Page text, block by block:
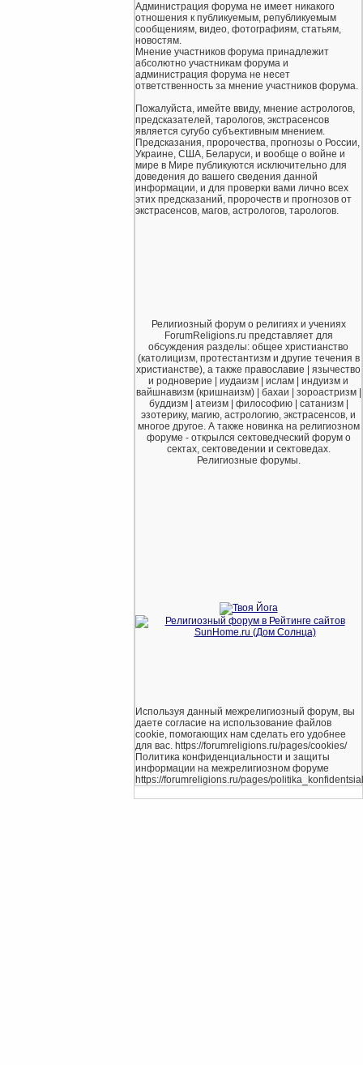
Администрация форума не имеет никакого
отношения к публикуемым, републикуемым
сообщениям, видео, фотографиям, статьям,
новостям.
Мнение участников форума принадлежит
абсолютно участникам форума и
администрация форума не несет
ответственность за мнение участников форума.
Пожалуйста, имейте ввиду, мнение астрологов,
предсказателей, тарологов, экстрасенсов
является сугубо субъективным мнением.
Предсказания, пророчества, прогнозы о России,
Украине, США, Беларуси, и вообще о войне и
мире в Мире публикуются исключительно для
доведения до вашего сведения данной
информации, и для проверки вами лично всех
этих предсказаний, пророчеств и прогнозов от
экстрасенсов, магов, астрологов, тарологов.
Религиозный форум о религиях и учениях
ForumReligions.ru представляет для
обсуждения разделы: общее христианство
(католицизм, протестантизм и другие течения в
христианстве), а также православие | язычество
и родноверие | иудаизм | ислам | индуизм и
вайшнавизм (кришнаизм) | бахаи | зороастризм |
буддизм | атеизм | философию | сатанизм |
эзотерику, магию, астрологию, экстрасенсов, и
многое другое. А также новинка на религиозном
форуме - открылся сектоведческий форум о
сектах, сектоведении и сектоведах.
Религиозные форумы.
Используя данный межрелигиозный форум, вы
даете согласие на использование файлов
cookie, помогающих нам сделать его удобнее
для вас. https://forumreligions.ru/pages/cookies/
Политика конфиденциальности и защиты
информации на межрелигиозном форуме
https://forumreligions.ru/pages/